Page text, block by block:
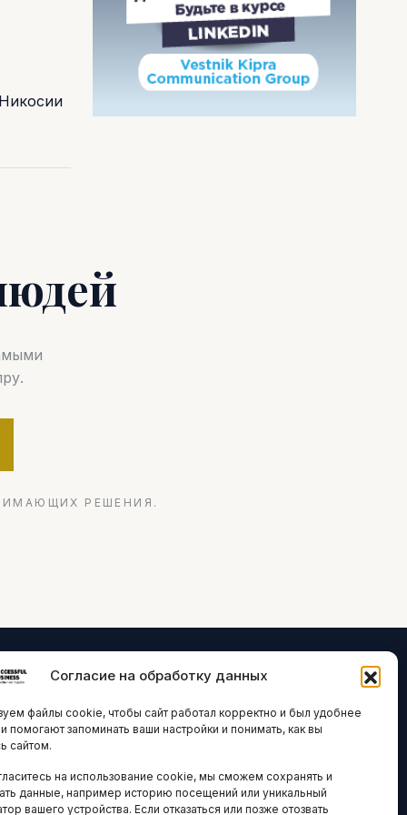
Согласие на обработку данных
файлы cookie, чтобы сайт работал корректно и был удобнее
помогают запоминать ваши настройки и понимать, как вы
сайтом.
на использование cookie, мы сможем сохранять и
данные, например историю посещений или уникальный
вашего устройства. Если отказаться или позже отозвать
РЕШЕНИЯ.
И ARTICLES IN
ENGLISH
НАВИГАЦИЯ